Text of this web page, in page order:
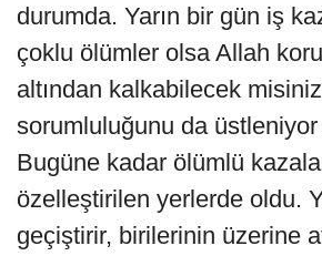
durumda. Yarın bir gün iş
çoklu ölümler olsa Allah
altından kalkabilecek
sorumluluğunu da
Bugüne kadar ölümlü
özelleştirilen yerlerde oldu.
geçiştirir, birilerinin üzerine